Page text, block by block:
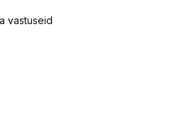
vastuseid